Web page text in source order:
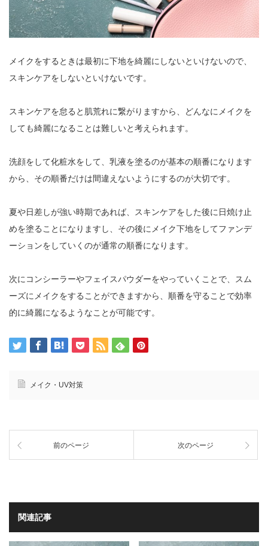
メイクをするときは最初に下地を綺麗にしないといけないので、
スキンケアをしないといけないです。
スキンケアを怠ると肌荒れに繋がりますから、どんなにメイクを
しても綺麗になることは難しいと考えられます。
洗顔をして化粧水をして、乳液を塗るのが基本の順番になります
から、その順番だけは間違えないようにするのが大切です。
夏や日差しが強い時期であれば、スキンケアをした後に日焼け止
めを塗ることになりますし、その後にメイク下地をしてファンデ
ーションをしていくのが通常の順番になります。
次にコンシーラーやフェイスパウダーをやっていくことで、スム
ーズにメイクをすることができますから、順番を守ることで効率
的に綺麗になるようなことが可能です。
メイク・UV対策
前のページ 次のページ
関連記事